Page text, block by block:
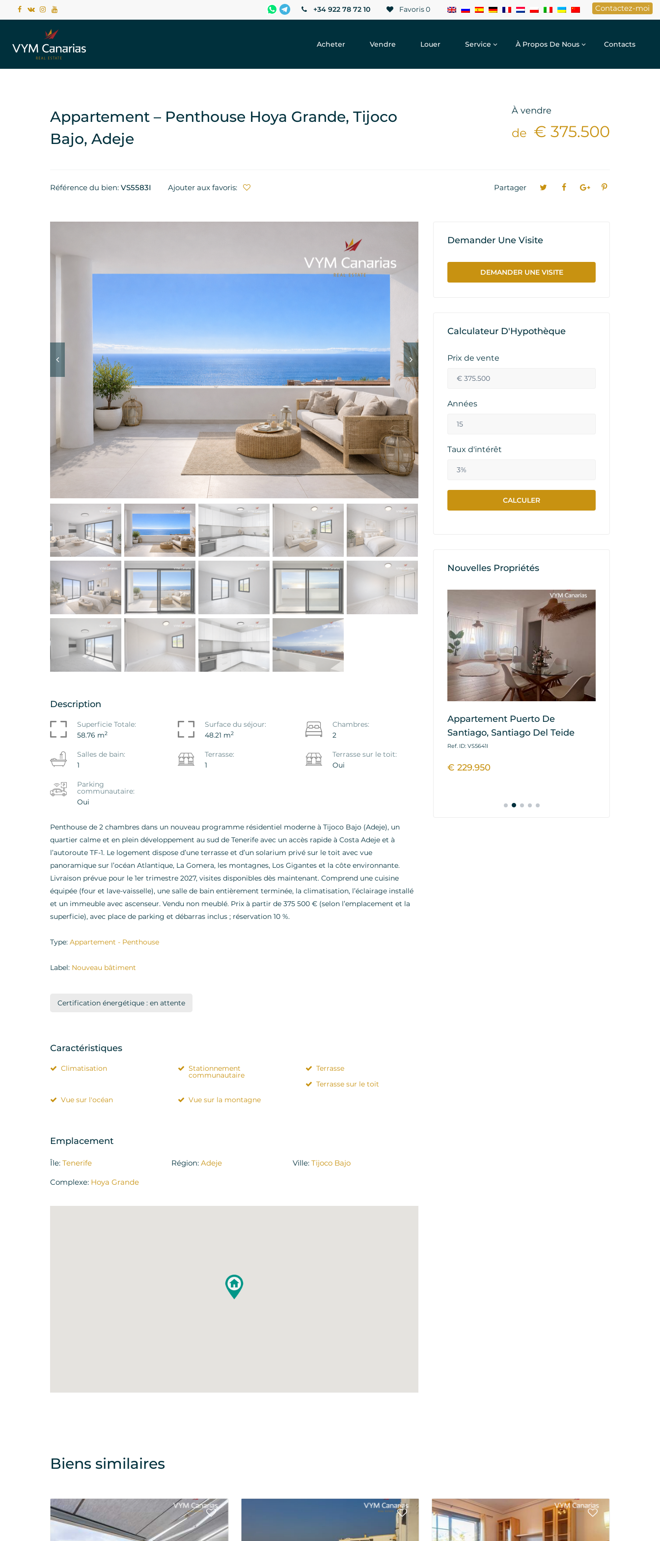
Contactez-moi
Favoris0
+34 922 78 72 10
Acheter Vendre Louer Service À Propos De Nous Contacts
Appartement – Penthouse Hoya Grande, Tijoco
Bajo, Adeje
À vendre
de € 375.500
Référence du bien: VS5583I Ajouter aux favoris: Partager
Description
Superficie Totale:
58.76 m2
Surface du séjour:
48.21 m2
Chambres:
2
Salles de bain:
1
Terrasse:
1
Terrasse sur le toit:
Oui
Parking
communautaire:
Oui
Penthouse de 2 chambres dans un nouveau programme résidentiel moderne à Tijoco Bajo (Adeje), un
quartier calme et en plein développement au sud de Tenerife avec un accès rapide à Costa Adeje et à
l’autoroute TF-1. Le logement dispose d’une terrasse et d’un solarium privé sur le toit avec vue
panoramique sur l’océan Atlantique, La Gomera, les montagnes, Los Gigantes et la côte environnante.
Livraison prévue pour le 1er trimestre 2027, visites disponibles dès maintenant. Comprend une cuisine
équipée (four et lave-vaisselle), une salle de bain entièrement terminée, la climatisation, l’éclairage installé
et un immeuble avec ascenseur. Vendu non meublé. Prix à partir de 375 500 € (selon l’emplacement et la
superficie), avec place de parking et débarras inclus ; réservation 10 %.
Type: Appartement - Penthouse
Label: Nouveau bâtiment
Certification énergétique : en attente
Caractéristiques
Climatisation Stationnement
communautaire
Terrasse
Terrasse sur le toit
Vue sur l'océan
Vue sur la montagne
Emplacement
Île: Tenerife Région: Adeje Ville: Tijoco Bajo
Complexe: Hoya Grande
Demander Une Visite
DEMANDER UNE VISITE
Calculateur D'Hypothèque
Prix de vente
Années
Taux d'intérêt
Nouvelles Propriétés
- Penthouse La
La Tejita,
Fond De Commerce-Salon Playa
De Las Americas - Adeje, Adeje
Appartement Primavera, Costa
Del Silencio, Arona
€ 219.000
Appartement Puerto De
Santiago, Santiago Del Teide
Ref. ID: VS5641I
€ 229.950
Biens similaires